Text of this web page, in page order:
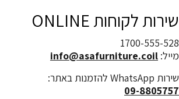
שירות לקוחות ONLINE
1700-555-528
מייל: info@asafurniture.coil
שירות WhatsApp להזמנות באתר:
09-8805757